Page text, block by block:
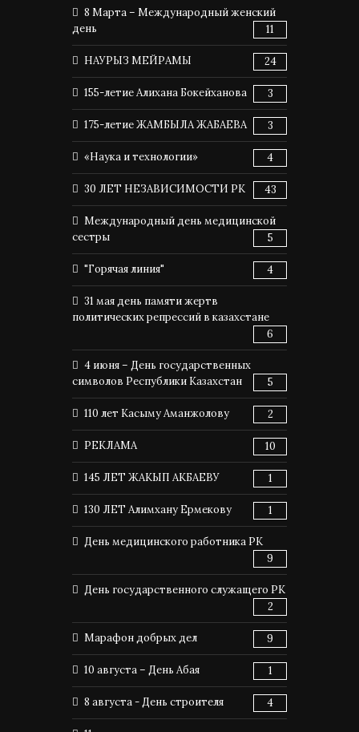
8 Марта – Международный женский
день
11
НАУРЫЗ МЕЙРАМЫ 24
155-летие Алихана Бокейханова 3
175-летие ЖАМБЫЛА ЖАБАЕВА 3
«Наука и технологии» 4
30 ЛЕТ НЕЗАВИСИМОСТИ РК 43
Международный день медицинской
сестры
5
"Горячая линия" 4
31 мая день памяти жертв
политических репрессий в казахстане
6
4 июня – День государственных
символов Республики Казахстан
5
110 лет Касыму Аманжолову 2
РЕКЛАМА 10
145 ЛЕТ ЖАКЫП АКБАЕВУ 1
130 ЛЕТ Алимхану Ермекову 1
День медицинского работника РК
9
День государственного служащего РК
2
Марафон добрых дел 9
10 августа – День Абая 1
8 августа - День строителя 4